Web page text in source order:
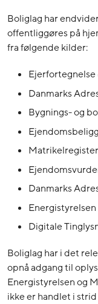
Boliglag har
offentliggøres på
fra følgende kilder:
Ejerfortegnelse
Danmarks
Bygnings- og
Danmarks
Energistyrelsen
Digitale
Boliglag har i det
opnå adgang til
Energistyrelsen og
ikke er handlet i